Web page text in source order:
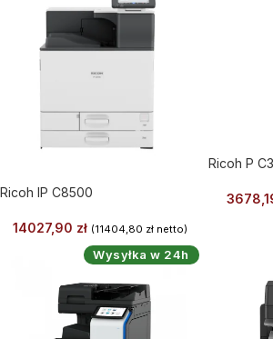
Ricoh IP C8500
14027,90 zł (11404,80 złnetto)
Ricoh P
Wysyłka w 24h